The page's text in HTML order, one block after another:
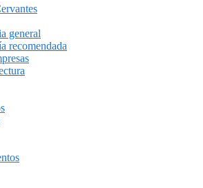
general
recomendada